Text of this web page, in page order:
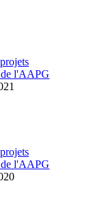
de l'AAPG
de l'AAPG